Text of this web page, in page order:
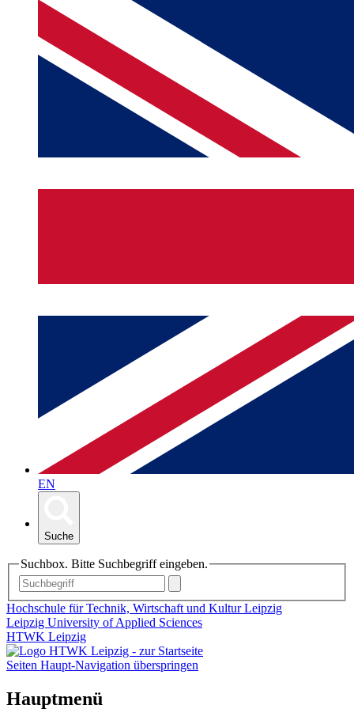
EN
Suche
Suchbox. Bitte Suchbegriff eingeben.
Hochschule für Technik, Wirtschaft und Kultur Leipzig
Leipzig University of Applied Sciences
HTWK Leipzig
Seiten Haupt-Navigation überspringen
Hauptmenü